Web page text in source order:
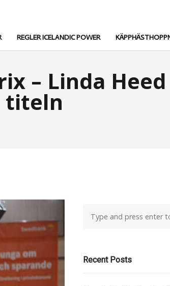
REGLER ICELANDIC POWER
– Linda
titeln
Recent Posts